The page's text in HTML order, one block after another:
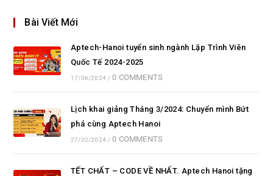
Bài Viết Mới
Aptech-Hanoi tuyển sinh ngành Lập Trình Viên
Quốc Tế 2024-2025
17/06/2024 / 0 COMMENTS
Lịch khai giảng Tháng 3/2024: Chuyển mình Bứt
phá cùng Aptech Hanoi
27/02/2024 / 0 COMMENTS
TẾT CHẤT – CODE VỀ NHẤT. Aptech Hanoi tặng